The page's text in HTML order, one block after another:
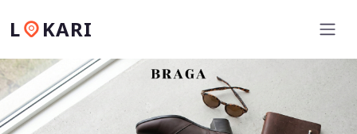
L KARI